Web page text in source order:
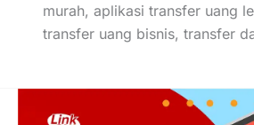
murah, aplikasi transfer uang
transfer uang bisnis, transfer